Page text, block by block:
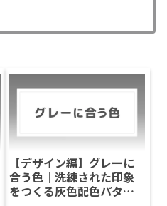
【デザイン編】グレーに
合う色｜洗練された印象
をつくる灰色配色パター